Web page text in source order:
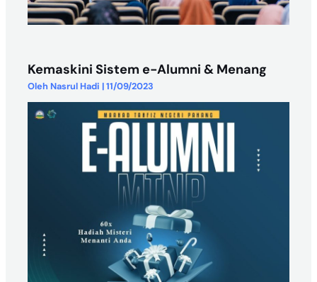
Kemaskini Sistem e-Alumni & Menang
Oleh Nasrul Hadi |11/09/2023